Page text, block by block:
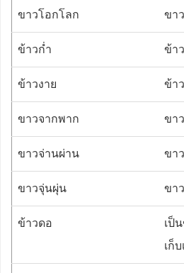
ขาวโอกโลก ขา
ข้าวก่ำ ข้า
ข้าวงาย ข้า
ขาวจากพาก ขา
ขาวจ่านผ่าน ขา
ขาวจุ่นผุ่น ขา
ข้าวดอ
เป็
เก็